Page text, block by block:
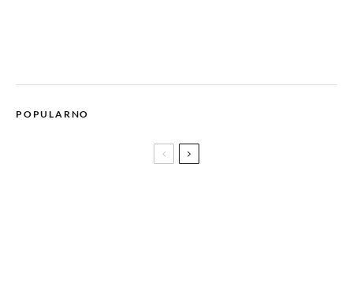
POPULARNO